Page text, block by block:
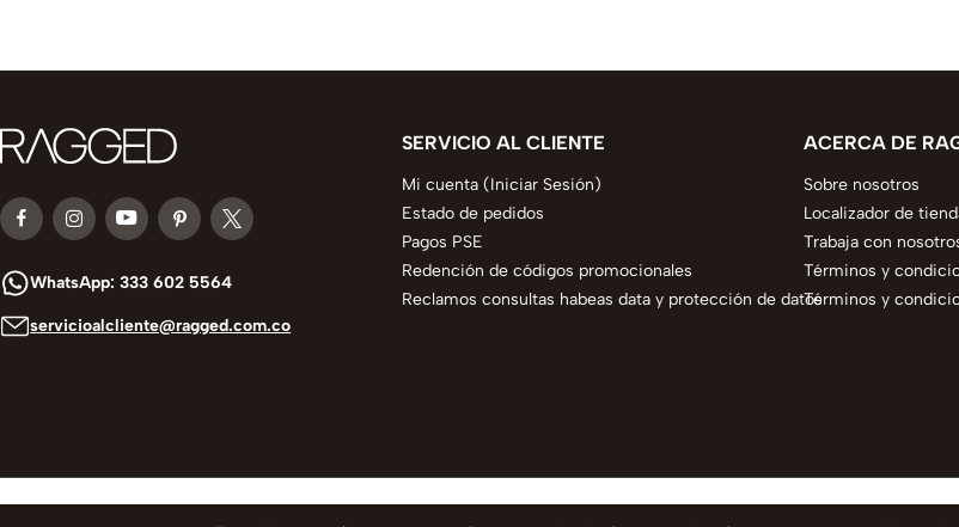
WhatsApp: 333 602 5564
servicioalcliente@ragged.com.co
SERVICIO AL CLIENTE
Mi cuenta (Iniciar Sesión)
Estado de pedidos
Pagos PSE
Redención de códigos promocionales
Reclamos consultas habeas data y protección de datos
ACERCA DE
Sobre nosotros
Localizador de
Trabaja con
Términos y
Términos y